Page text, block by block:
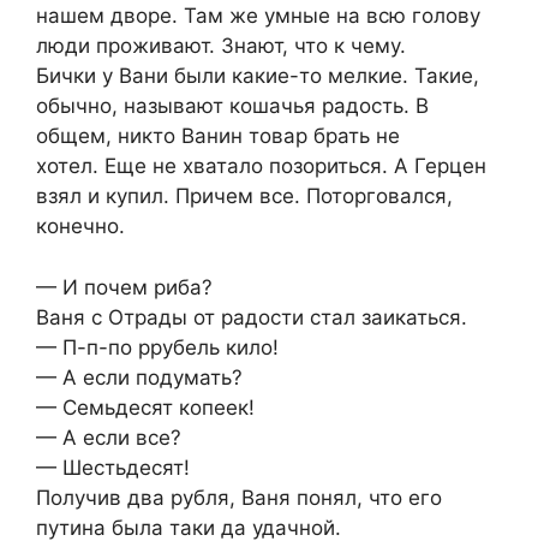
нашем дворе. Там же умные на всю голову
люди проживают. Знают, что к чему.
Бички у Вани были какие-то мелкие. Такие,
обычно, называют кошачья радость. В
общем, никто Ванин товар брать не
хотел. Еще не хватало позориться. А Герцен
взял и купил. Причем все. Поторговался,
конечно.
— И почем риба?
Ваня с Отрады от радости стал заикаться.
— П-п-по ррубель кило!
— А если подумать?
— Семьдесят копеек!
— А если все?
— Шестьдесят!
Получив два рубля, Ваня понял, что его
путина была таки да удачной.